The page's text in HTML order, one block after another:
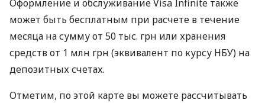
Оформление и обслуживание Visa Infinite также
может быть бесплатным при расчете в течение
месяца на сумму от 50 тыс. грн или хранения
средств от 1 млн грн (эквивалент по курсу НБУ) на
депозитных счетах.
Отметим, по этой карте вы можете рассчитывать